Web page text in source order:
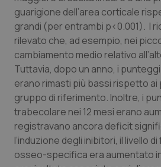
Provincia Autonoma di
Puglia
Sardegna
Sicilia
Toscana
Ipertensione &
Malattie rare
Malattia di Crohn &
Neuroscienze &
Obesità
guarigione dell’area corticale
grandi (per entrambi p<0.001). I
rilevato che, ad esempio, nei
cambiamento medio relativo
Tuttavia, dopo un anno, i
erano rimasti più bassi rispetto ai
gruppo di riferimento. Inoltre, i
trabecolare nei 12 mesi erano
registravano ancora deficit
l’induzione degli inibitori, il livello
osseo-specifica era aumentato